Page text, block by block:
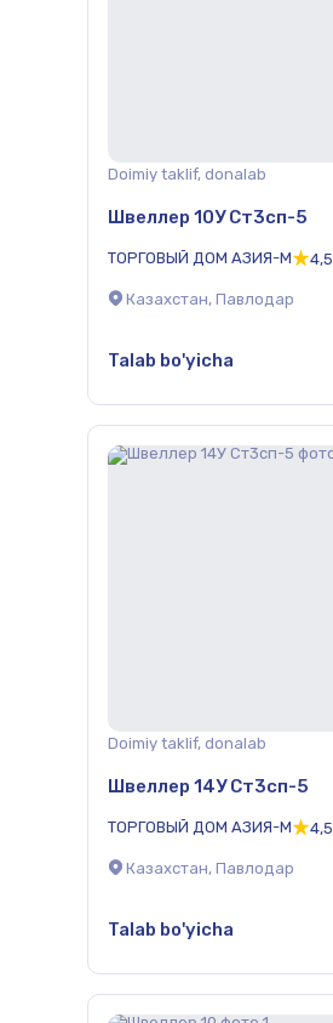
Doimiy taklif, donalab
Швеллер 10У Ст3сп-5
ТОРГОВЫЙ ДОМ АЗИЯ-М 4,5
Казахстан, Павлодар
Talab bo'yicha
Doimiy taklif, donalab
Швеллер 14У Ст3сп-5
ТОРГОВЫЙ ДОМ АЗИЯ-М 4,5
Казахстан, Павлодар
Talab bo'yicha